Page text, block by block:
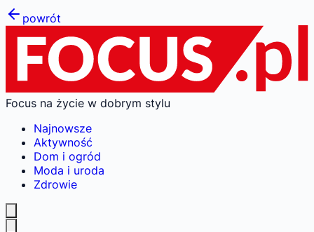
powrót
Focus na życie w dobrym stylu
Najnowsze
Aktywność
Dom i ogród
Moda i uroda
Zdrowie